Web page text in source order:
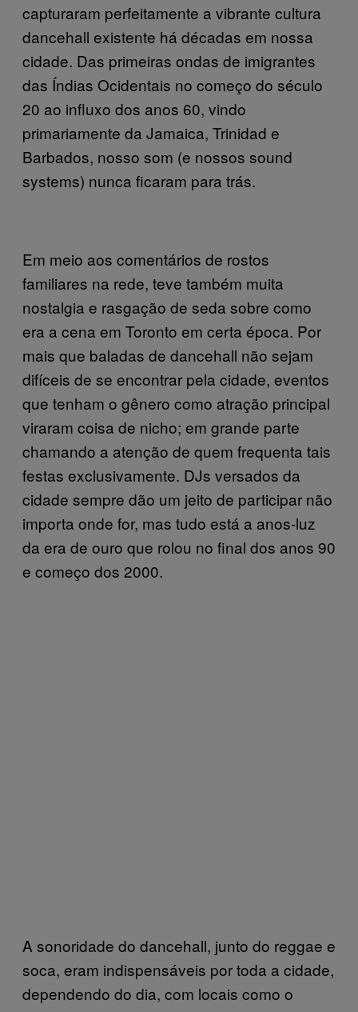
capturaram perfeitamente a vibrante cultura
dancehall existente há décadas em nossa
cidade. Das primeiras ondas de imigrantes
das Índias Ocidentais no começo do século
20 ao influxo dos anos 60, vindo
primariamente da Jamaica, Trinidad e
Barbados, nosso som (e nossos sound
systems) nunca ficaram para trás.
Em meio aos comentários de rostos
familiares na rede, teve também muita
nostalgia e rasgação de seda sobre como
era a cena em Toronto em certa época. Por
mais que baladas de dancehall não sejam
difíceis de se encontrar pela cidade, eventos
que tenham o gênero como atração principal
viraram coisa de nicho; em grande parte
chamando a atenção de quem frequenta tais
festas exclusivamente. DJs versados da
cidade sempre dão um jeito de participar não
importa onde for, mas tudo está a anos-luz
da era de ouro que rolou no final dos anos 90
e começo dos 2000.
A sonoridade do dancehall, junto do reggae e
soca, eram indispensáveis por toda a cidade,
dependendo do dia, com locais como o